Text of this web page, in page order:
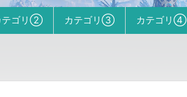
テゴリ② カテゴリ③ カテゴリ④